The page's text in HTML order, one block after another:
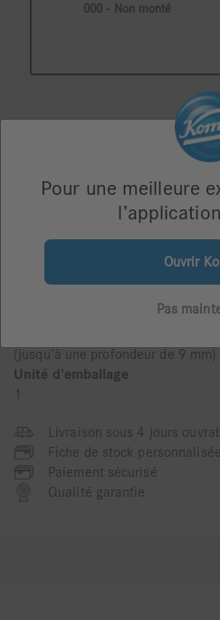
000 - Non monté
Description du produit
(jusqu'à une profondeur de 9 mm)
Unité d'emballage
1
Livraison sous 4 jours
Fiche de stock personnalisée
Paiement sécurisé
Qualité garantie
Pour une meilleure
Ouvrir
Pas